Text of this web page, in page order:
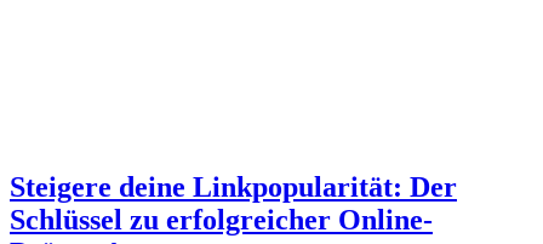
Steigere deine Linkpopularität: Der
Schlüssel zu erfolgreicher Online-